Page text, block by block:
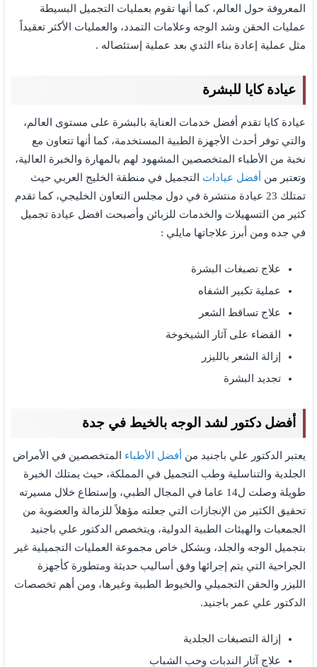
المعروفة حول العالم، كما أنها تقوم بعمليات التجميل البسيطة
عمليات الحقن وشد الوجه وعلامات التمدد، والعمليات الأكثر تعقيداً
مثل عملية إعادة بناء الثدي بعد عملية إستئصاله .
عيادة كايا للبشرة
عيادة كايا تقدم أفضل خدمات العناية بالبشرة على مستوى العالم،
والتي توفر أحدث الأجهزة الطبية المستخدمة، كما أنها تتعاون مع
نخبة من الأطباء المتخصصين المشهود لهم بالمهارة والخبرة العالية،
وتعتبر من
أفضل عيادات التجميل في منطقة الخليج العربي حيث
تمتلك 23 عيادة منتشرة في دول مجلس التعاون الخليجي، كما تقدم
كثير من التسهيلات والخدمات للزبائن وأصبحت افضل عيادة تجميل
في جده ومن أبرز علاجاتها مايلي :
علاج تصبغات البشرة
عملية تكبير الشفاه
علاج تساقط الشعر
القضاء على آثار الشيخوخة
إزالة الشعر بالليزر
تجديد البشرة
أفضل دكتور لشد الوجه بالخيط في جدة
يعتبر الدكتور علي باجنيد من أفضل الأطباء المتخصصين في الأمراض
الجلدية والتناسلية وطب التجميل في المملكة، حيث يمتلك الخبرة
طويلة وصلت ل14 عاما في المجال الطبي، وإستطاع خلال مسيرته
تحقيق الكثير من الإنجازات التي جعلته مؤهلاً للزمالة والعضوية من
الجمعيات والهيئات الطبية الدولية، ويتخصص الدكتور علي باجنيد
بتجميل الوجه والجلد، وبشكل خاص مجموعة العمليات التجميلية غير
الجراحية التي يتم إجرائها وفق أساليب حديثة ومتطورة كأجهزة
الليزر والحقن التجميلي والخيوط الطبية وغيرها، ومن أهم تخصصات
الدكتور علي عمر باجنيد.
إزالة التصبغات الجلدية
علاج آثار الندبات وحب الشباب